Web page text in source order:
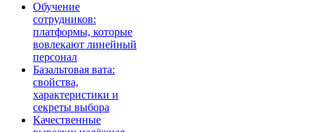
Обучение
сотрудников:
платформы, которые
вовлекают линейный
персонал
Базальтовая вата:
свойства,
характеристики и
секреты выбора
Качественные